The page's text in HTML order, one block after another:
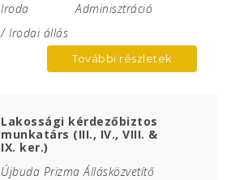
Iroda
Adminisztráció
/ Irodai állás
További részletek
Lakossági kérdezőbiztos
munkatárs (III., IV., VIII. &
IX. ker.)
Újbuda Prizma Állásközvetítő